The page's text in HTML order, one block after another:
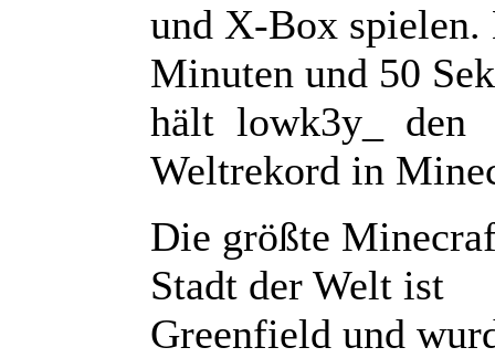
und X-Box
Minuten und 50
hält lowk3y_ den
Weltrekord in
Die größte
Stadt der Welt ist
Greenfield und